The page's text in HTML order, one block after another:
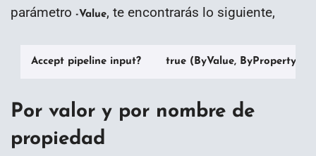
parámetro -Value, te encontrarás lo siguiente,
Accept pipeline input?       true (ByValue,
Por valor y por nombre de
propiedad